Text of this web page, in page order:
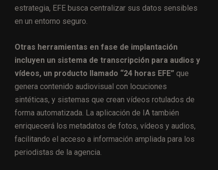
estrategia, EFE busca centralizar sus datos sensibles
en un entorno seguro.
Otras herramientas en fase de implantación
incluyen un sistema de transcripción para audios y
vídeos, un producto llamado “24 horas EFE” que
genera contenido audiovisual con locuciones
sintéticas, y sistemas que crean vídeos rotulados de
forma automatizada. La aplicación de IA también
enriquecerá los metadatos de fotos, vídeos y audios,
facilitando el acceso a información ampliada para los
periodistas de la agencia.